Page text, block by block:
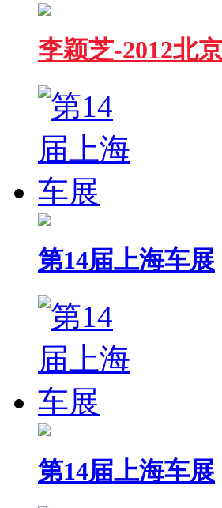
李颖芝-2012北
第14届上海车展
第14届上海车展